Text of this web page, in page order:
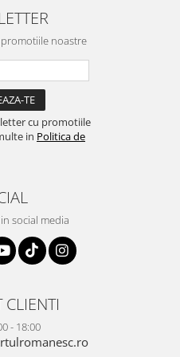
noastre
cu promotiile
in Politica de
social media
CLIENTI
- 18:00